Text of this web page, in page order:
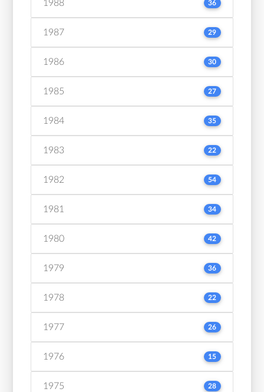
1988 36
1987 29
1986 30
1985 27
1984 35
1983 22
1982 54
1981 34
1980 42
1979 36
1978 22
1977 26
1976 15
1975 28